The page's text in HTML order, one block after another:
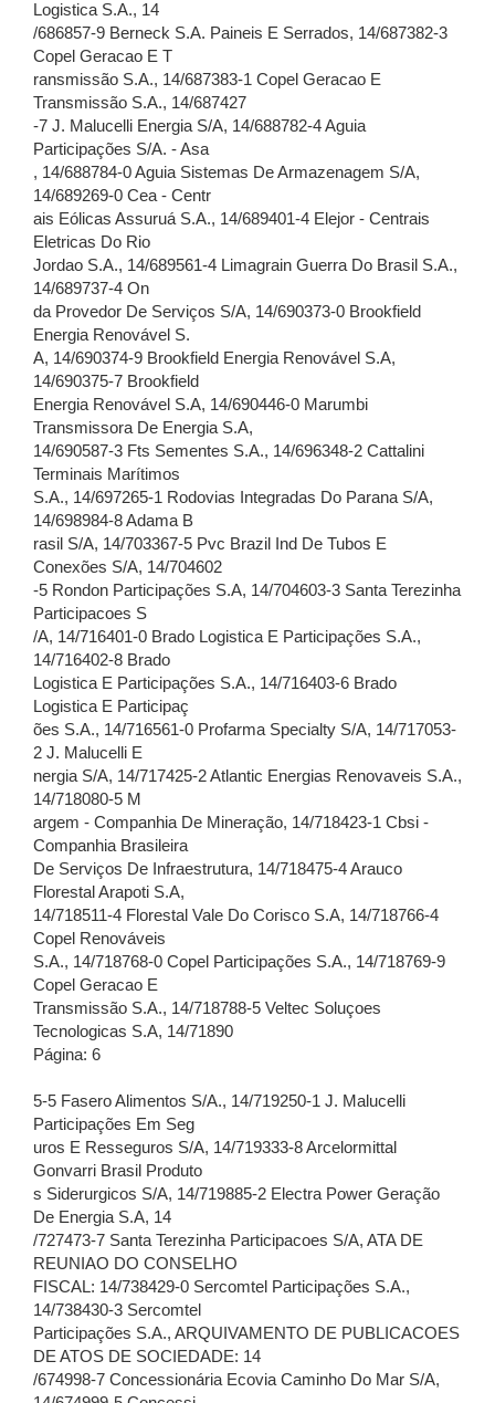
Logistica S.A., 14
/686857-9 Berneck S.A. Paineis E Serrados, 14/687382-3
Copel Geracao E T
ransmissão S.A., 14/687383-1 Copel Geracao E
Transmissão S.A., 14/687427
-7 J. Malucelli Energia S/A, 14/688782-4 Aguia
Participações S/A. - Asa
, 14/688784-0 Aguia Sistemas De Armazenagem S/A,
14/689269-0 Cea - Centr
ais Eólicas Assuruá S.A., 14/689401-4 Elejor - Centrais
Eletricas Do Rio
Jordao S.A., 14/689561-4 Limagrain Guerra Do Brasil S.A.,
14/689737-4 On
da Provedor De Serviços S/A, 14/690373-0 Brookfield
Energia Renovável S.
A, 14/690374-9 Brookfield Energia Renovável S.A,
14/690375-7 Brookfield
Energia Renovável S.A, 14/690446-0 Marumbi
Transmissora De Energia S.A,
14/690587-3 Fts Sementes S.A., 14/696348-2 Cattalini
Terminais Marítimos
S.A., 14/697265-1 Rodovias Integradas Do Parana S/A,
14/698984-8 Adama B
rasil S/A, 14/703367-5 Pvc Brazil Ind De Tubos E
Conexões S/A, 14/704602
-5 Rondon Participações S.A, 14/704603-3 Santa Terezinha
Participacoes S
/A, 14/716401-0 Brado Logistica E Participações S.A.,
14/716402-8 Brado
Logistica E Participações S.A., 14/716403-6 Brado
Logistica E Participaç
ões S.A., 14/716561-0 Profarma Specialty S/A, 14/717053-
2 J. Malucelli E
nergia S/A, 14/717425-2 Atlantic Energias Renovaveis S.A.,
14/718080-5 M
argem - Companhia De Mineração, 14/718423-1 Cbsi -
Companhia Brasileira
De Serviços De Infraestrutura, 14/718475-4 Arauco
Florestal Arapoti S.A,
14/718511-4 Florestal Vale Do Corisco S.A, 14/718766-4
Copel Renováveis
S.A., 14/718768-0 Copel Participações S.A., 14/718769-9
Copel Geracao E
Transmissão S.A., 14/718788-5 Veltec Soluçoes
Tecnologicas S.A, 14/71890
Página: 6
5-5 Fasero Alimentos S/A., 14/719250-1 J. Malucelli
Participações Em Seg
uros E Resseguros S/A, 14/719333-8 Arcelormittal
Gonvarri Brasil Produto
s Siderurgicos S/A, 14/719885-2 Electra Power Geração
De Energia S.A, 14
/727473-7 Santa Terezinha Participacoes S/A, ATA DE
REUNIAO DO CONSELHO
FISCAL: 14/738429-0 Sercomtel Participações S.A.,
14/738430-3 Sercomtel
Participações S.A., ARQUIVAMENTO DE PUBLICACOES
DE ATOS DE SOCIEDADE: 14
/674998-7 Concessionária Ecovia Caminho Do Mar S/A,